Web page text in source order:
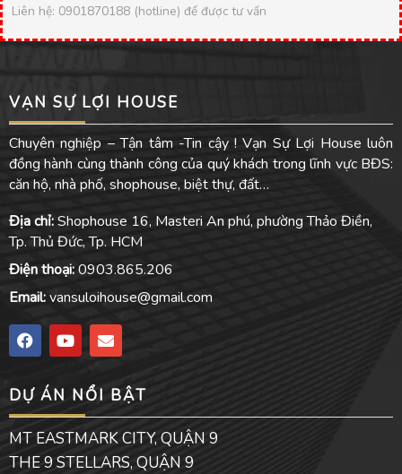
Liên hệ: 0901870188 (hotline) để được tư vấn
VẠN SỰ LỢI HOUSE
Chuyên nghiệp – Tận tâm -Tin cậy ! Vạn Sự Lợi House luôn
đồng hành cùng thành công của quý khách trong lĩnh vực BĐS:
căn hộ, nhà phố, shophouse, biệt thự, đất…
Địa chỉ:Shophouse 16, Masteri An phú, phường Thảo Điền,
Tp. Thủ Đức, Tp. HCM
Điện thoại:0903.865.206
Email:vansuloihouse@gmail.com
F
a
c
b
o
o
k
Y
o
u
u
b
e
E
n
v
o
p
e
DỰ ÁN NỔI BẬT
MT EASTMARK CITY, QUẬN 9
THE 9 STELLARS, QUẬN 9